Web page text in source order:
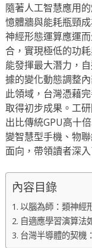
隨著人工智慧應用
憶體牆與能耗瓶頸
神經形態運算應運
合，實現極低的功
能發揮最大潛力，
據的變化動態調整
此領域，台灣憑藉
取得初步成果。工
出比傳統GPU高十
變智慧型手機、物
面向，帶領讀者深
內容目錄
以腦為師：類神經
自適應學習演算法
台灣半導體的契機